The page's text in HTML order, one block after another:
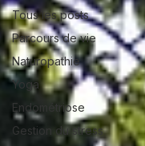
Tous les posts
Parcours de vie
Naturopathie
Yoga
Endométriose
Gestion du stress